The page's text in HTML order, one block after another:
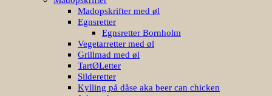
Madopskrifter med øl
Egnsretter
Egnsretter Bornholm
Vegetarretter med øl
Grillmad med øl
TartØLetter
Silderetter
Kylling på dåse aka beer can chicken